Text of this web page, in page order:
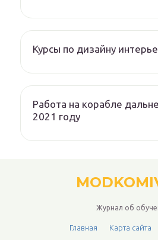
Курсы по дизайну
Работа на корабле
2021 году
Журнал об
Главная Карта сайта